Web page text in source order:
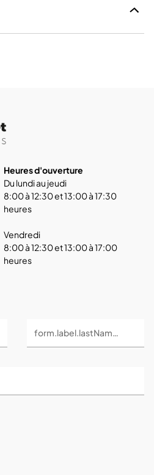
Heures d'ouverture
Du lundi au jeudi
8:00 à 12:30 et 13:00 à 17:30
heures
Vendredi
8:00 à 12:30 et 13:00 à 17:00
heures
form.label.lastName *